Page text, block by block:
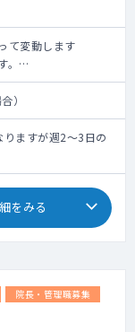
て変動します
フトにより決定しま
始時間の30分前集合
）
ますが週2～3日の
をみる
院長・管理職募集